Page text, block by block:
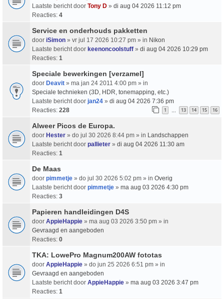
Laatste bericht door Tony D » di aug 04 2026 11:12 pm
Reacties: 4
Service en onderhouds pakketten
door iSimon » vr jul 17 2026 10:27 pm » in Nikon
Laatste bericht door keenoncoolstuff » di aug 04 2026 10:29 pm
Reacties: 1
Speciale bewerkingen [verzamel]
door Deavit » ma jan 24 2011 4:00 pm » in
Speciale technieken (3D, HDR, tonemapping, etc.)
Laatste bericht door jan24 » di aug 04 2026 7:36 pm
Reacties: 228 1 … 13 14 15 16
Alweer Picos de Europa.
door Hester » do jul 30 2026 8:44 pm » in Landschappen
Laatste bericht door pallieter » di aug 04 2026 11:30 am
Reacties: 1
De Maas
door pimmetje » do jul 30 2026 5:02 pm » in Overig
Laatste bericht door pimmetje » ma aug 03 2026 4:30 pm
Reacties: 3
Papieren handleidingen D4S
door AppieHappie » ma aug 03 2026 3:50 pm » in
Gevraagd en aangeboden
Reacties: 0
TKA: LowePro Magnum200AW fototas
door AppieHappie » do jun 25 2026 6:51 pm » in
Gevraagd en aangeboden
Laatste bericht door AppieHappie » ma aug 03 2026 3:47 pm
Reacties: 1